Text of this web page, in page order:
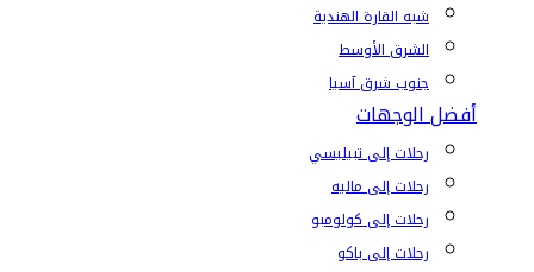
شبه القارة الهندية
الشرق الأوسط
جنوب شرق آسيا
أفضل الوجهات
رحلات إلى تبيليسي
رحلات إلى ماليه
رحلات إلى كولومبو
رحلات إلى باكو